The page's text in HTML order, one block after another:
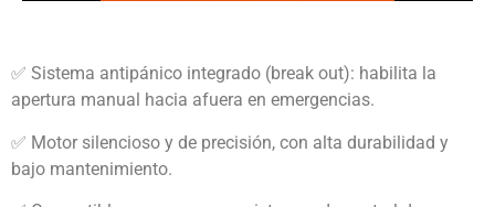
✅ Sistema antipánico integrado (break out): habilita la
apertura manual hacia afuera en emergencias.
✅ Motor silencioso y de precisión, con alta durabilidad y
bajo mantenimiento.